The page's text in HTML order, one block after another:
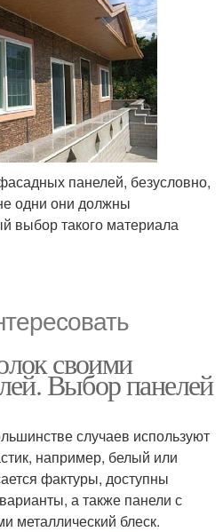
панелей, безусловно,
одни они должны
выбор такого материала
своими
Выбор панелей
случаев используют
например, белый или
фактуры, доступны
а также панели с
металлический блеск.